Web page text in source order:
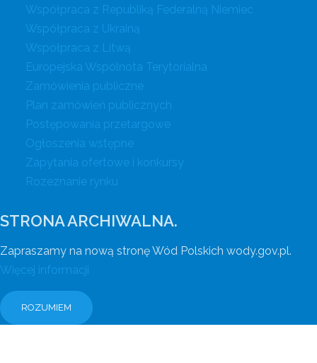
Współpraca z Republiką Federalną Niemiec
Współpraca z Ukrainą
Współpraca z Litwą
Europejska Wspólnota Terytorialna
Zamówienia publiczne
Plan zamówień publicznych
Postępowania przetargowe
Ogłoszenia wstępne
Zapytania ofertowe i konkursy
Rozeznanie rynku
STRONA ARCHIWALNA.
Zapraszamy na nową stronę Wód Polskich wody.gov.pl.
Więcej informacji
ROZUMIEM